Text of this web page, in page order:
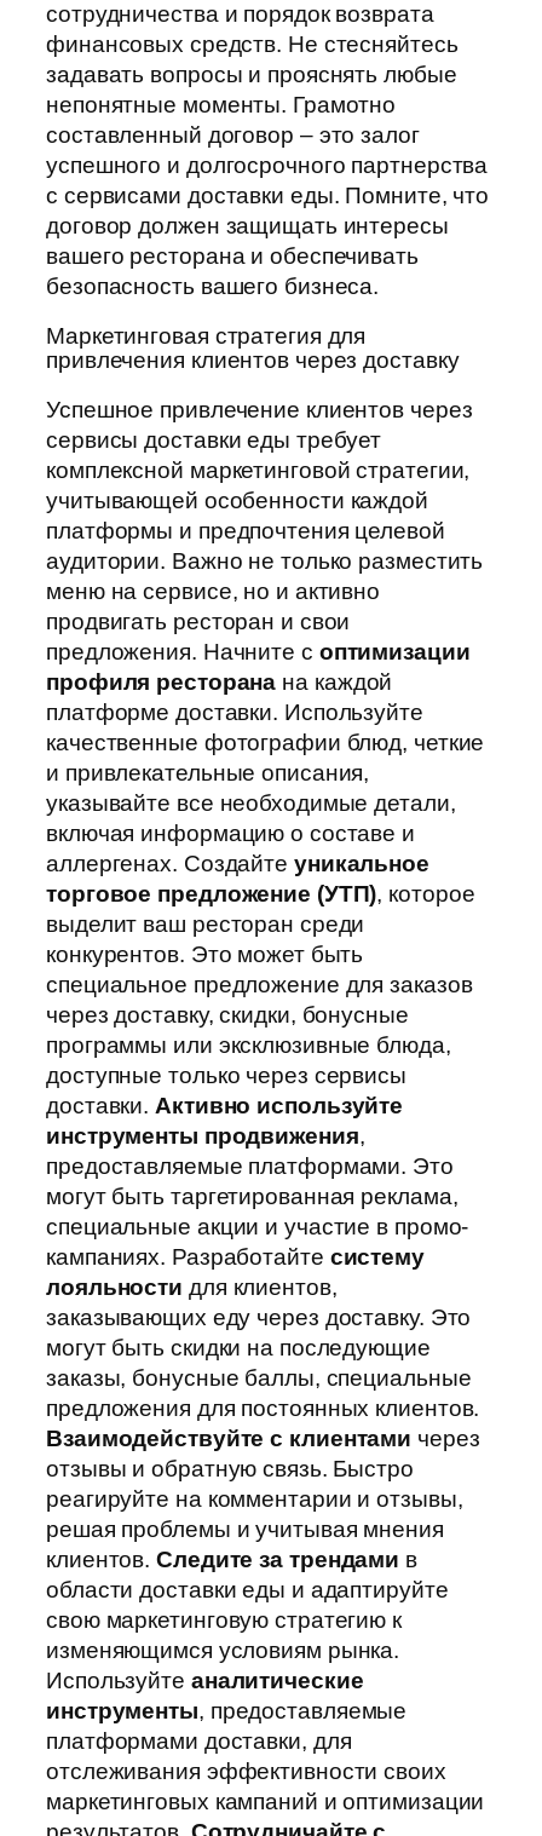
сотрудничества и порядок возврата
финансовых средств. Не стесняйтесь
задавать вопросы и прояснять любые
непонятные моменты. Грамотно
составленный договор – это залог
успешного и долгосрочного партнерства
с сервисами доставки еды. Помните, что
договор должен защищать интересы
вашего ресторана и обеспечивать
безопасность вашего бизнеса.
Маркетинговая стратегия для
привлечения клиентов через доставку
Успешное привлечение клиентов через
сервисы доставки еды требует
комплексной маркетинговой стратегии,
учитывающей особенности каждой
платформы и предпочтения целевой
аудитории. Важно не только разместить
меню на сервисе, но и активно
продвигать ресторан и свои
предложения. Начните с оптимизации
профиля ресторана на каждой
платформе доставки. Используйте
качественные фотографии блюд, четкие
и привлекательные описания,
указывайте все необходимые детали,
включая информацию о составе и
аллергенах. Создайте уникальное
торговое предложение (УТП), которое
выделит ваш ресторан среди
конкурентов. Это может быть
специальное предложение для заказов
через доставку, скидки, бонусные
программы или эксклюзивные блюда,
доступные только через сервисы
доставки.Активно используйте
инструменты продвижения,
предоставляемые платформами. Это
могут быть таргетированная реклама,
специальные акции и участие в промо-
кампаниях. Разработайте систему
лояльности для клиентов,
заказывающих еду через доставку. Это
могут быть скидки на последующие
заказы, бонусные баллы, специальные
предложения для постоянных клиентов.
Взаимодействуйте с клиентами через
отзывы и обратную связь. Быстро
реагируйте на комментарии и отзывы,
решая проблемы и учитывая мнения
клиентов.Следите за трендами в
области доставки еды и адаптируйте
свою маркетинговую стратегию к
изменяющимся условиям рынка.
Используйте аналитические
инструменты, предоставляемые
платформами доставки, для
отслеживания эффективности своих
маркетинговых кампаний и оптимизации